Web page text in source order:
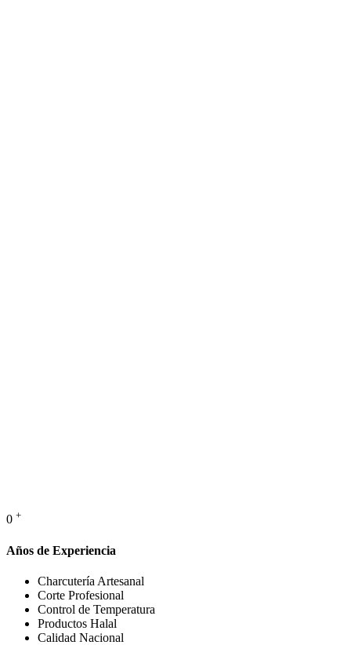
0 +
Años de Experiencia
Charcutería Artesanal
Corte Profesional
Control de Temperatura
Productos Halal
Calidad Nacional